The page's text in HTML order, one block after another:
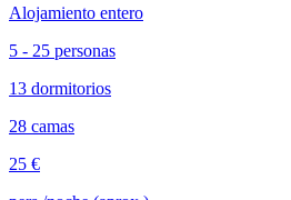
Alojamiento entero
5 - 25 personas
13 dormitorios
28 camas
25 €